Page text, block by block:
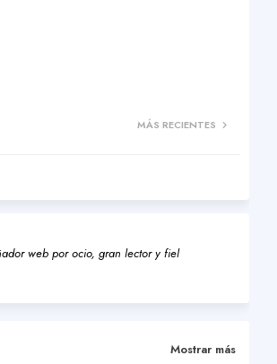
MÁS RECIENTES
web por ocio, gran lector y fiel
Mostrar más